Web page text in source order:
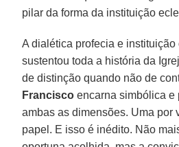
pilar da forma da instituição
A dialética profecia e instituição
sustentou toda a história da
de distinção quando não de
Francisco encarna simbólica e
ambas as dimensões. Uma por
papel. E isso é inédito. Não